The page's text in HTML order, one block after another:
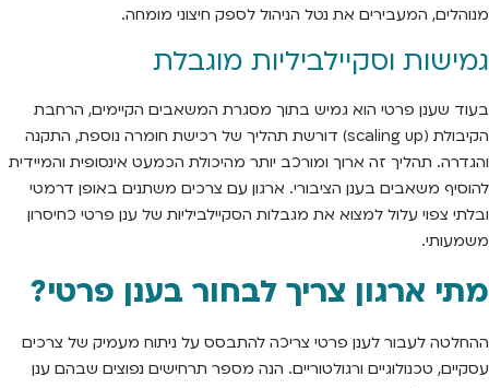
מנוהלים, המעבירים את נטל הניהול לספק חיצוני מומחה.
גמישות וסקיילביליות מוגבלת
בעוד שענן פרטי הוא גמיש בתוך מסגרת המשאבים הקיימים, הרחבת
הקיבולת (scaling up) דורשת תהליך של רכישת חומרה נוספת, התקנה
והגדרה. תהליך זה ארוך ומורכב יותר מהיכולת הכמעט אינסופית והמיידית
להוסיף משאבים בענן הציבורי. ארגון עם צרכים משתנים באופן דרמטי
ובלתי צפוי עלול למצוא את מגבלות הסקיילביליות של ענן פרטי כחיסרון
משמעותי.
מתי ארגון צריך לבחור בענן פרטי?
ההחלטה לעבור לענן פרטי צריכה להתבסס על ניתוח מעמיק של צרכים
עסקיים, טכנולוגיים ורגולטוריים. הנה מספר תרחישים נפוצים שבהם ענן